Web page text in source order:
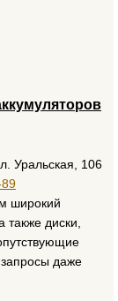
Уральская, 106
широкий
диски,
запросы даже